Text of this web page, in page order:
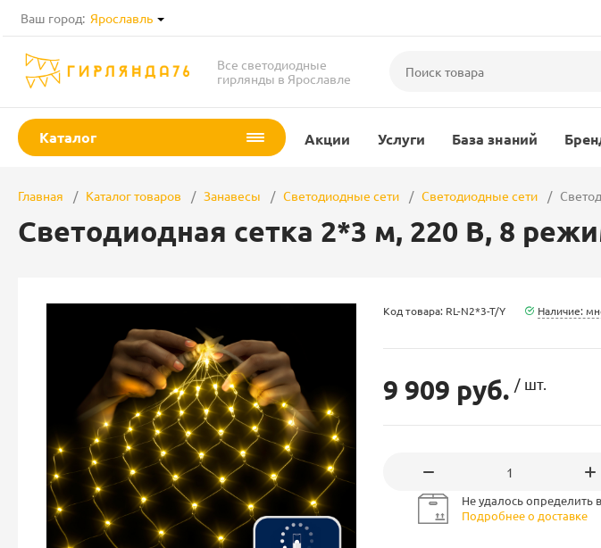
Ваш город: Ярославль
Все светодиодные
гирлянды в Ярославле
Каталог Акции Услуги База знаний
Главная Каталог товаров Занавесы Светодиодные сети Светодиодные сети
Светодиодная сетка 2*3 м, 220 В, 8
Код товара: RL-N2*3-T/Y Наличие:
9 909 руб. / шт.
Не удалось определить
Подробнее о доставке